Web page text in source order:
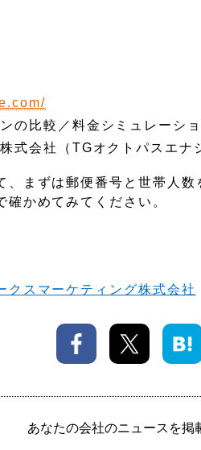
の比較／料金シミュレーシ
式会社（TGオクトパスエナ
、まずは郵便番号と世帯人
かめてみてください。
クスマーケティング株式会社
あなたの会社のニュースを掲